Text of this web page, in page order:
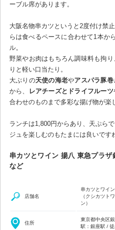
ーブル席があります。
大阪名物串カツというと2度付け禁
らは食べるペースに合わせて1本か
ル。
野菜やお肉はもちろん調味料も拘
りと軽い口当たり。
大ぶりの天使の海老やアスパラ豚巻
から、
レアチーズとドライフルーツ
合わせのものまで多彩な揚げ物が楽
ランチは1,800円からあり、天ぷら
ジュを楽しむのもたまには良いです
串カツとワイン 揚八 東急プラ
など
店舗名
串カツとワイ
（クシカツト
ン）
住所
東京都中央区
駅：銀座駅 /